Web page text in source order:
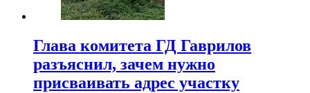
Глава комитета ГД Гаврилов
разъяснил, зачем нужно
присваивать адрес участку